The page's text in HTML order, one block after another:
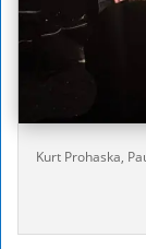
Kurt Prohaska,